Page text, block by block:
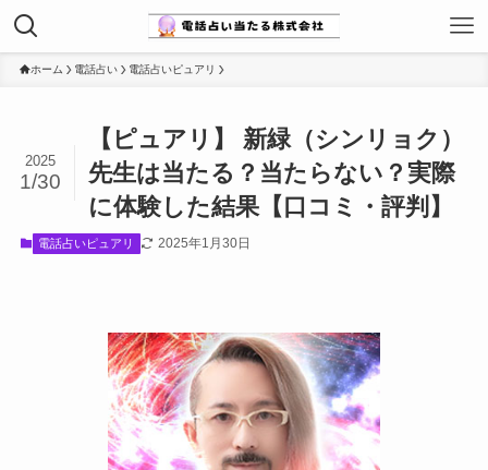
ホーム 電話占い 電話占いピュアリ
【ピュアリ】 新緑（シンリョク）
先生は当たる？当たらない？実際
に体験した結果【口コミ・評判】
2025
1/30
電話占いピュアリ 2025年1月30日